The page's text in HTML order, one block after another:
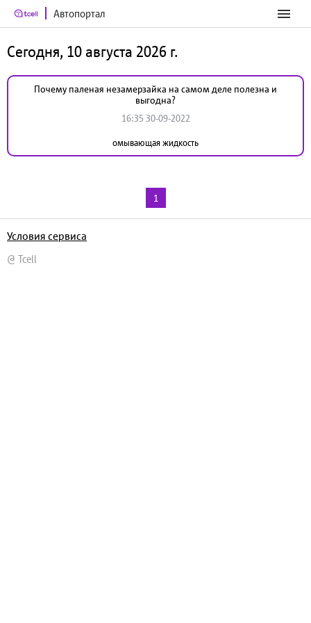
Автопортал
Сегодня, 10 августа 2026 г.
Почему паленая незамерзайка на самом деле полезна и
выгодна?
16:35 30-09-2022
омывающая жидкость
1
@ Tcell
Условия сервиса